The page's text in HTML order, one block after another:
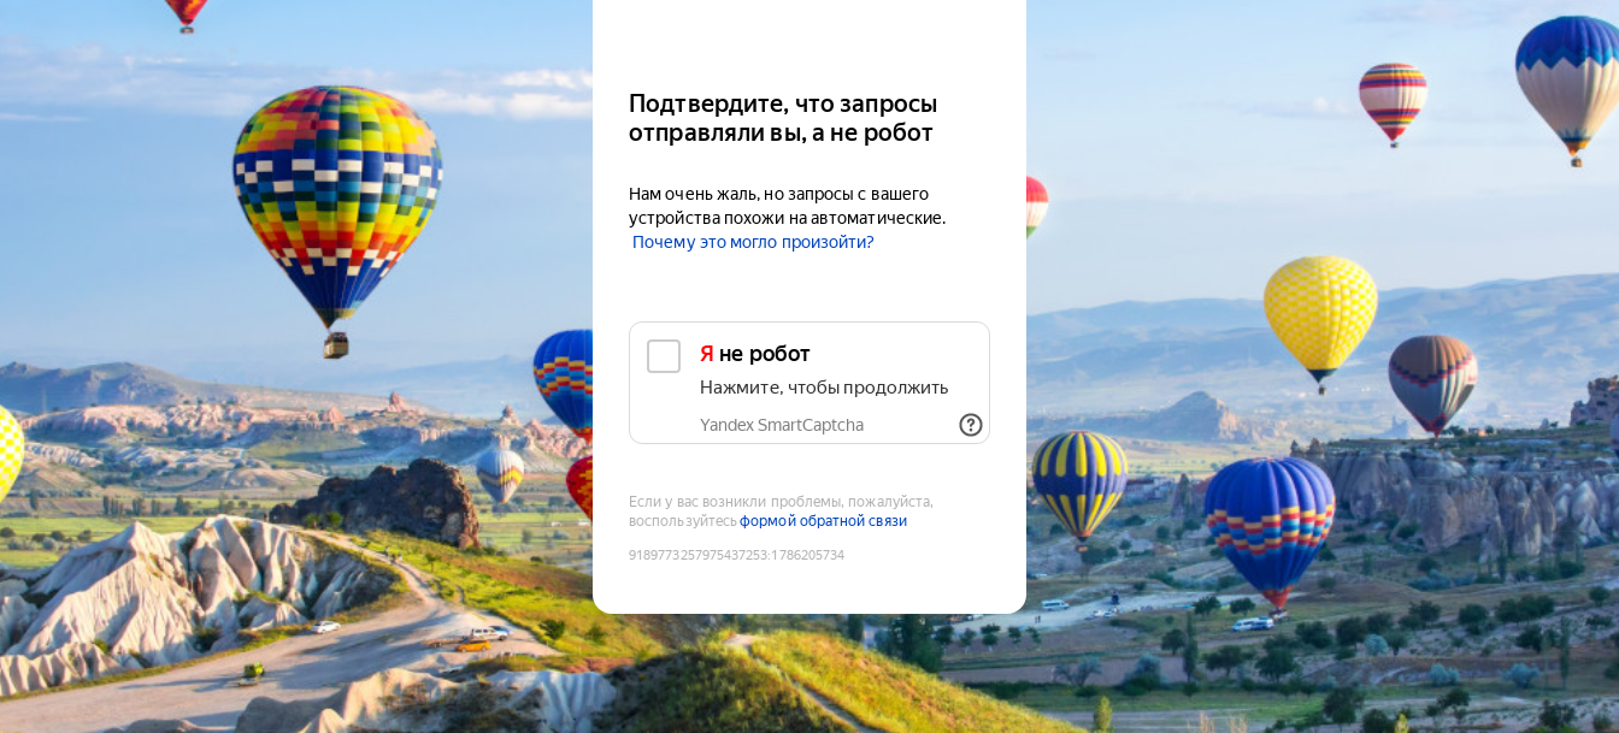
Подтвердите, что запросы
отправляли вы, а не робот
Нам очень жаль, но запросы с вашего
устройства похожи на автоматические.
Почему это могло произойти?
Я не робот
Нажмите, чтобы продолжить
Yandex SmartCaptcha
Если у вас возникли проблемы, пожалуйста,
воспользуйтесьформой обратной связи
9189773257975437253:1786205734